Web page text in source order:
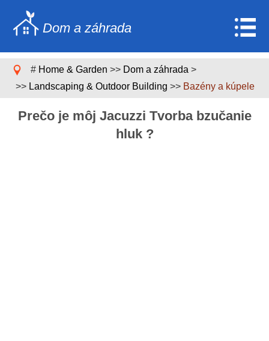
Dom a záhrada
Stavebníctvo a rekonštrukcia
# Home & Garden >> Dom a záhrada >
>> Landscaping & Outdoor Building >> Bazény a kúpele
Prečo je môj Jacuzzi Tvorba bzučanie
hluk ?